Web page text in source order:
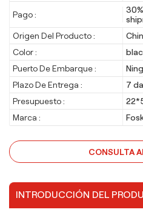
Pago :
Origen Del Producto :
Color :
Puerto De Embarque :
Plazo De Entrega :
7
Presupuesto :
Marca :
CONSULTA
INTRODUCCIÓN DEL